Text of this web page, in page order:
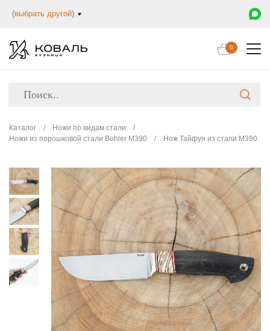
(выбрать другой)
0
Каталог / Ножи по видам стали
/
Ножи из порошковой стали Bohler M390
/ Нож Тайфун из стали М390